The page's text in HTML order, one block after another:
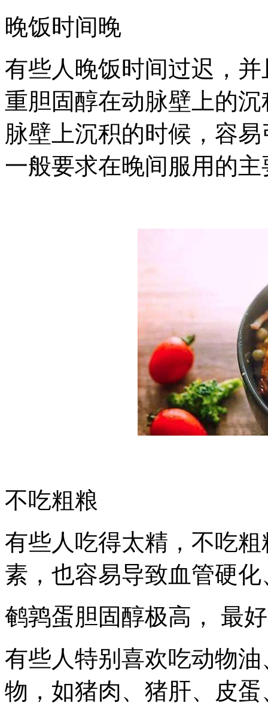
晚饭时间晚
有些人晚饭时间过迟，
重胆固醇在动脉壁上的
脉壁上沉积的时候，容
一般要求在晚间服用的
不吃粗粮
有些人吃得太精，不吃
素，也容易导致血管硬
鹌鹑蛋胆固醇极高， 最
有些人特别喜欢吃动物
物，如猪肉、猪肝、皮